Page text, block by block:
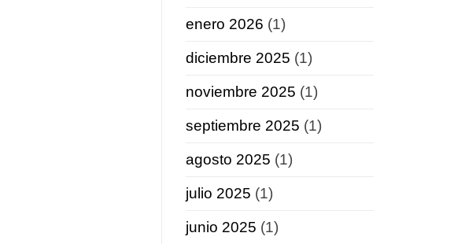
enero 2026 (1)
diciembre 2025 (1)
noviembre 2025 (1)
septiembre 2025 (1)
agosto 2025 (1)
julio 2025 (1)
junio 2025 (1)